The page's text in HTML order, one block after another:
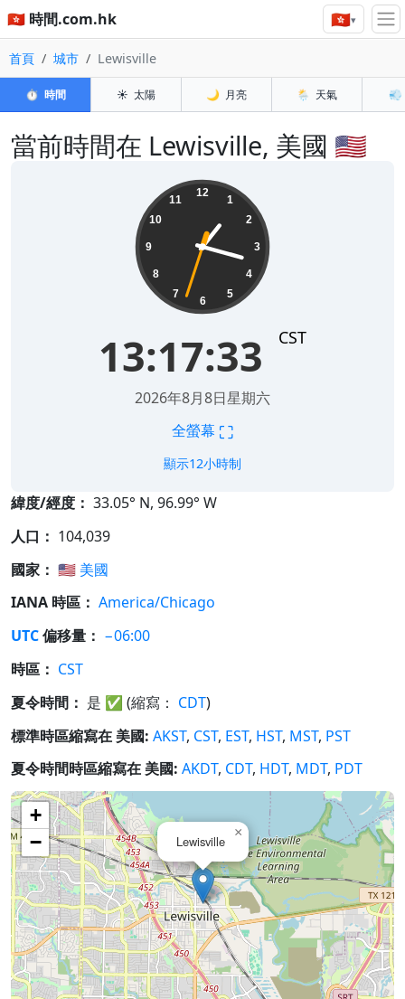
🇭🇰 時間.com.hk 🇭🇰▾
首頁 城市 Lewisville
⏱️ 時間 ☀️ 太陽 🌙 月亮 🌦️ 天氣 💨
當前時間在 Lewisville, 美國 🇺🇸
12
1
2
3
4
5
6
7
8
9
10
11
13:17:33 CST
2026年8月8日星期六
全螢幕 ⛶
顯示12小時制
緯度/經度： 33.05° N, 96.99° W
人口： 104,039
國家： 🇺🇸 美國
IANA 時區： America/Chicago
UTC偏移量： −06:00
時區： CST
夏令時間： 是 ✅ (縮寫： CDT)
標準時區縮寫在 美國: AKST, CST, EST, HST, MST, PST
夏令時間時區縮寫在 美國: AKDT, CDT, HDT, MDT, PDT
Lewisville
×
+
−